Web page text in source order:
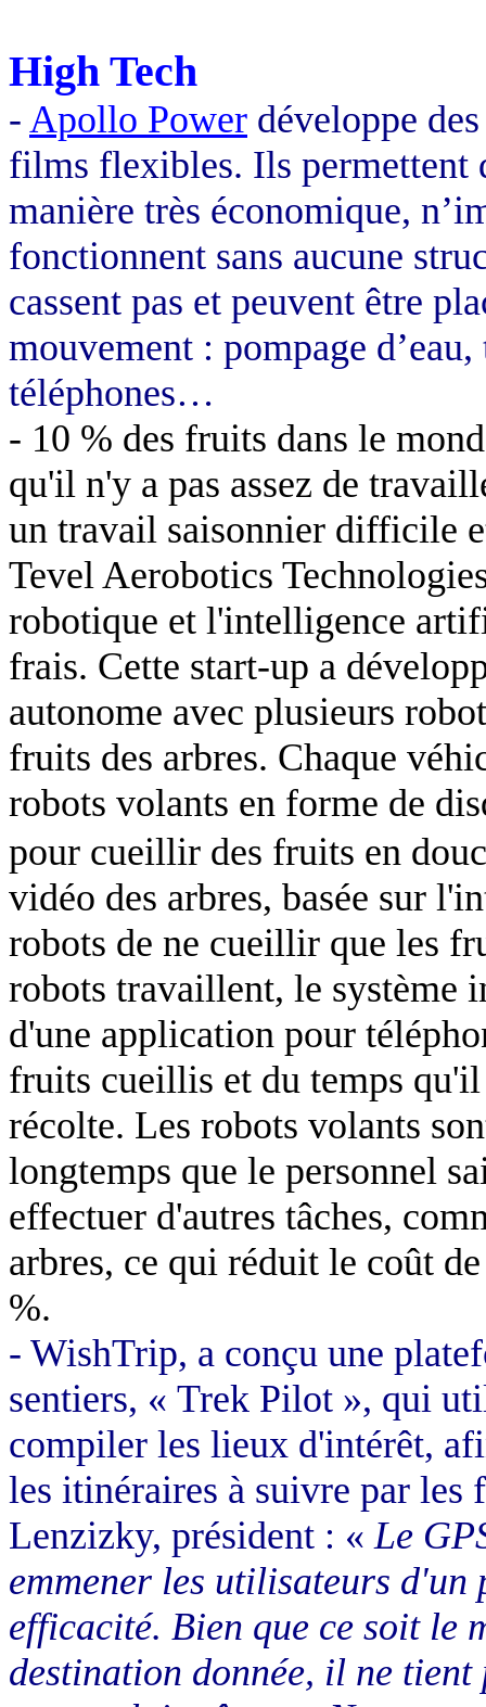
High Tech
- Apollo Power développe
films flexibles. Ils permettent
manière très économique,
fonctionnent sans aucune
cassent pas et peuvent être
mouvement : pompage
téléphones…
- 10 % des fruits dans le
qu'il n'y a pas assez de
un travail saisonnier difficile
Tevel Aerobotics
robotique et l'intelligence
frais. Cette start-up a
autonome avec plusieurs
fruits des arbres. Chaque
robots volants en forme de
pour cueillir des fruits en
vidéo des arbres, basée sur
robots de ne cueillir que les
robots travaillent, le système
d'une application pour
fruits cueillis et du temps
récolte. Les robots volants
longtemps que le personnel
effectuer d'autres tâches,
arbres, ce qui réduit le coût
%.
- WishTrip, a conçu une
sentiers, « Trek Pilot », qui
compiler les lieux d'intérêt,
les itinéraires à suivre par les
Lenzizky, président : « Le
emmener les utilisateurs
efficacité. Bien que ce soit le
destination donnée, il ne